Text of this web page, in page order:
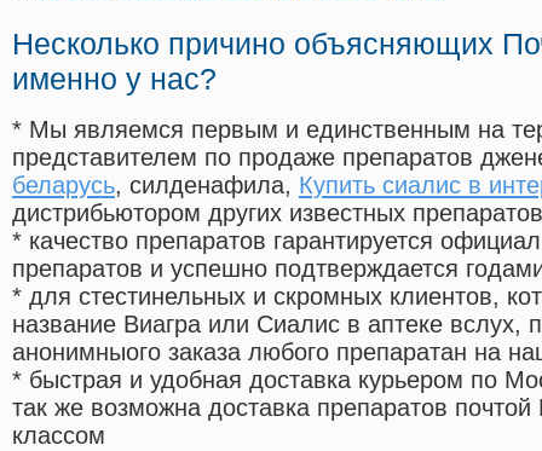
Несколько причино объясняющих
именно у нас?
* Мы являемся первым и единственным на
представителем по продаже препаратов
беларусь, силденафила, Купить сиалис в
дистрибьютором других известных препаратов
* качество препаратов гарантируется
препаратов и успешно подтверждается
* для стестинельных и скромных клиентов,
название Виагра или Сиалис в аптеке вслух,
анонимныого заказа любого препаратан на
* быстрая и удобная доставка курьером по
так же возможна доставка препаратов
классом